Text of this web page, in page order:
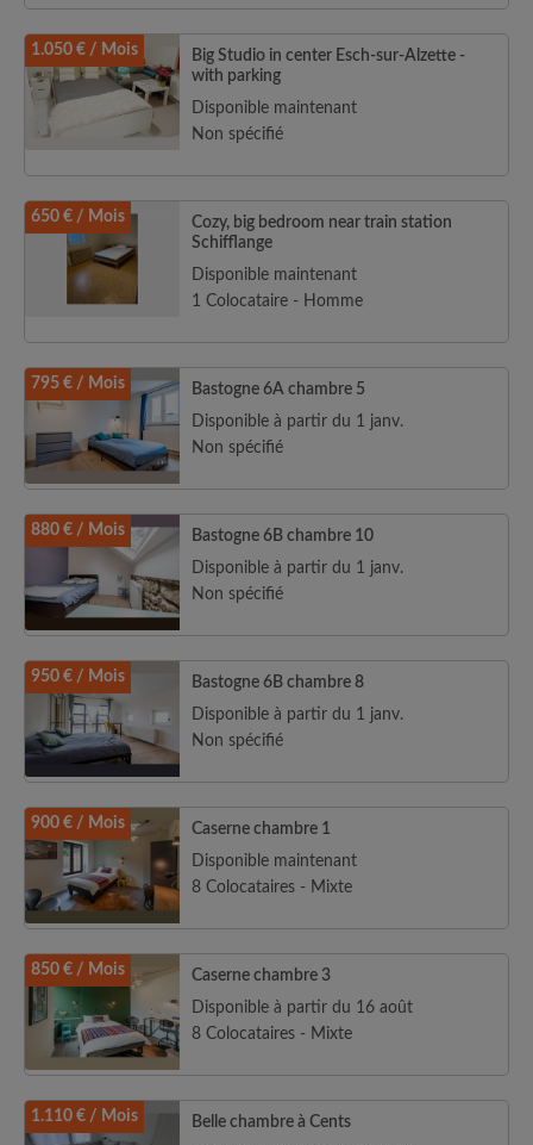
1.050 € / Mois
Big Studio in center Esch-sur-Alzette -
with parking
Disponible maintenant
Non spécifié
650 € / Mois
Cozy, big bedroom near train station
Schifflange
Disponible maintenant
1 Colocataire - Homme
795 € / Mois
Bastogne 6A chambre 5
Disponible à partir du 1 janv.
Non spécifié
880 € / Mois
Bastogne 6B chambre 10
Disponible à partir du 1 janv.
Non spécifié
950 € / Mois
Bastogne 6B chambre 8
Disponible à partir du 1 janv.
Non spécifié
900 € / Mois
Caserne chambre 1
Disponible maintenant
8 Colocataires - Mixte
850 € / Mois
Caserne chambre 3
Disponible à partir du 16 août
8 Colocataires - Mixte
1.110 € / Mois
Belle chambre à Cents